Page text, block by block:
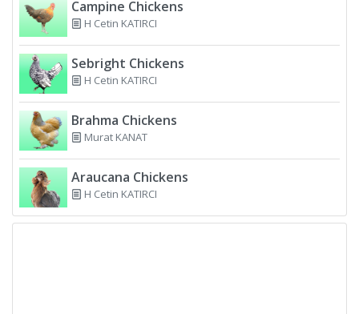
Campine Chickens
H Cetin KATIRCI
Sebright Chickens
H Cetin KATIRCI
Brahma Chickens
Murat KANAT
Araucana Chickens
H Cetin KATIRCI